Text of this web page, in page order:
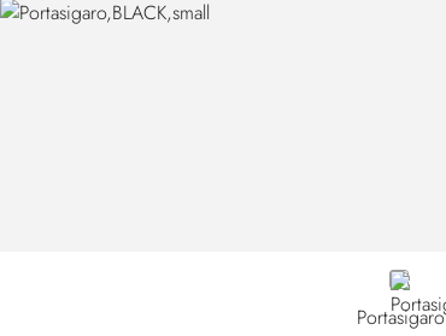
BLACK
Portasigaro